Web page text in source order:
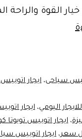
القوة والراحة
اكتشف
بـ
مرسيدس
سياحى، ايجار
اليومي،
، ايجار اتوبيس تويوتا
سعر، ايجار اتوبيس